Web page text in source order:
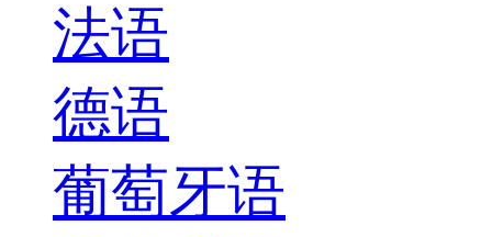
法语
德语
葡萄牙语